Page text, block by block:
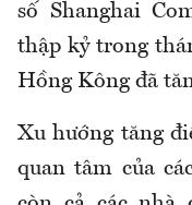
số Shanghai
thập kỷ trong
Hồng Kông đã
Xu hướng tăng
quan tâm của